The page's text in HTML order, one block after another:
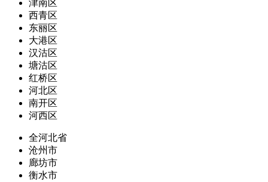
津南区
西青区
东丽区
大港区
汉沽区
塘沽区
红桥区
河北区
南开区
河西区
全河北省
沧州市
廊坊市
衡水市